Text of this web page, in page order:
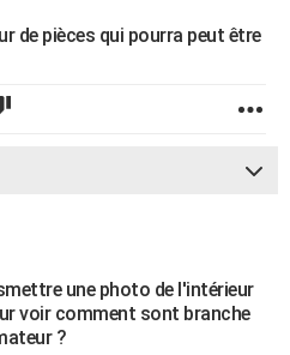
de pièces qui pourra peut être
une photo de l'intérieur
voir comment sont branche
?